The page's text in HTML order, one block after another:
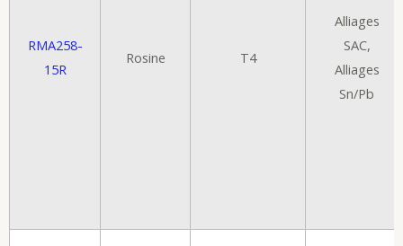
RMA258-
15R
Rosine T4
Alliages
SAC,
Alliages
Sn/Pb